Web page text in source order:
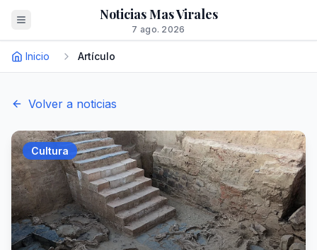
Noticias Mas Virales
7 ago. 2026
Inicio Artículo
Volver a noticias
Cultura